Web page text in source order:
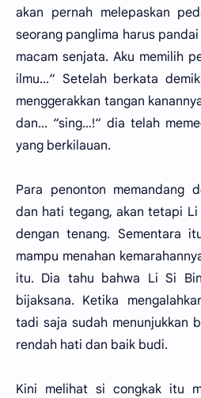
akan pernah melepaskan
seorang panglima harus
macam senjata. Aku memilih
ilmu...“ Setelah berkata
menggerakkan tangan
dan... “sing…!“ dia telah
yang berkilauan.
Para penonton memandang
dan hati tegang, akan tetapi Li
dengan tenang. Sementara
mampu menahan
itu. Dia tahu bahwa Li Si
bijaksana. Ketika
tadi saja sudah menunjukkan
rendah hati dan baik budi.
Kini melihat si congkak itu